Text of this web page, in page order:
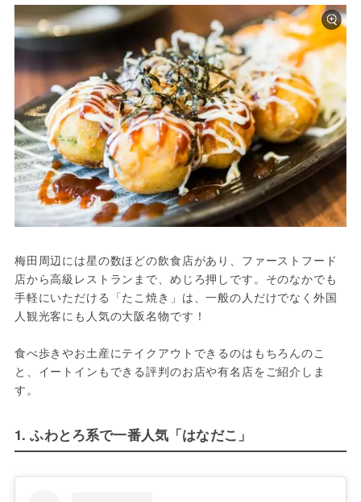
梅田周辺には星の数ほどの飲食店があり、ファーストフード
店から高級レストランまで、めじろ押しです。そのなかでも
手軽にいただける「たこ焼き」は、一般の人だけでなく外国
人観光客にも人気の大阪名物です！
食べ歩きやお土産にテイクアウトできるのはもちろんのこ
と、イートインもできる評判のお店や有名店をご紹介しま
す。
1. ふわとろ系で一番人気「はなだこ」